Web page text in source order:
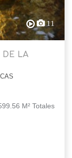
11
DE LA
M² Totales